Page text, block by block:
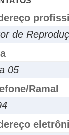
de
05
Ramal